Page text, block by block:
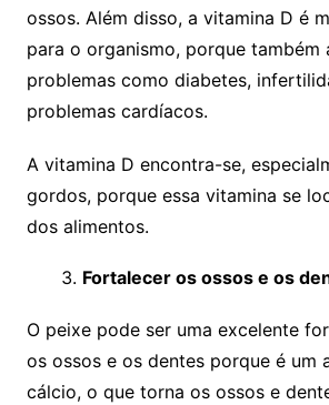
ossos. Além disso, a vitamina D é
para o organismo, porque também
problemas como diabetes,
problemas cardíacos.
A vitamina D encontra-se,
gordos, porque essa vitamina se
dos alimentos.
Fortalecer os ossos e os
O peixe pode ser uma excelente
os ossos e os dentes porque é um
cálcio, o que torna os ossos e